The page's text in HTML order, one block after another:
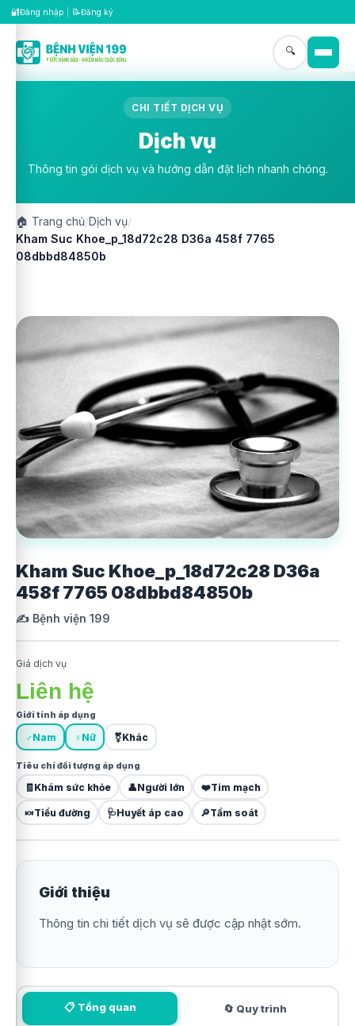
🔐Đăng nhập 📝Đăng ký
🔍
CHI TIẾT DỊCH VỤ
Dịch vụ
Thông tin gói dịch vụ và hướng dẫn đặt lịch nhanh chóng.
🏠 Trang chủ/Dịch vụ/
Kham Suc Khoe_p_18d72c28 D36a 458f 7765
08dbbd84850b
Kham Suc Khoe_p_18d72c28 D36a
458f 7765 08dbbd84850b
✍️ Bệnh viện 199
Giá dịch vụ
Liên hệ
Giới tính áp dụng
♂ Nam ♀ Nữ ⚧Khác
Tiêu chí đối tượng áp dụng
🧾Khám sức khỏe 👤Người lớn ❤️Tim mạch
🍬Tiểu đường 🩺Huyết áp cao 🔎Tầm soát
Giới thiệu
Thông tin chi tiết dịch vụ sẽ được cập nhật sớm.
📋 Tổng quan 🔄 Quy trình